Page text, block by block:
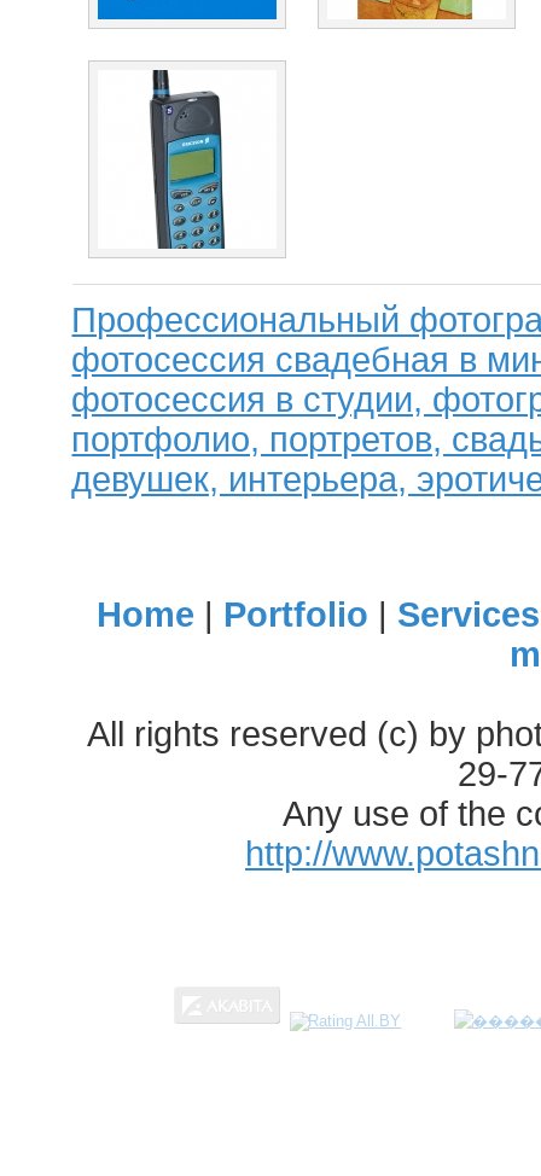
Профессиональный
фотосессия свадебная в
фотосессия в студии,
портфолио, портретов,
девушек, интерьера,
Home | Portfolio | Services
All rights reserved (c) by
29-
Any use of the
http://